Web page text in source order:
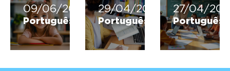
09/06/2026
Português
29/04/2026
Português
27/04/
Português